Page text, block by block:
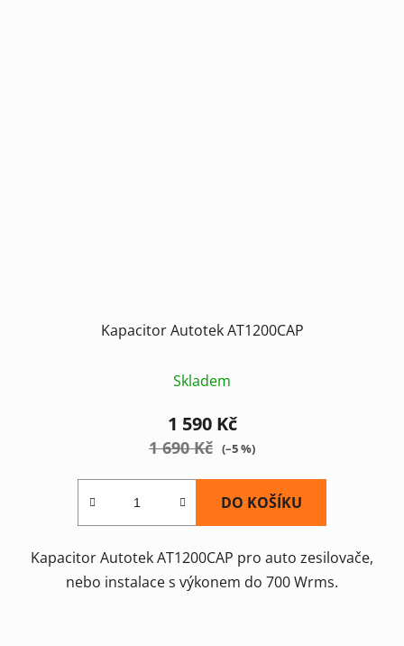
Kapacitor Autotek AT1200CAP
Skladem
1 590 Kč
1 690 Kč (–5 %)
DO KOŠÍKU
Kapacitor Autotek AT1200CAP pro auto zesilovače,
nebo instalace s výkonem do 700 Wrms.